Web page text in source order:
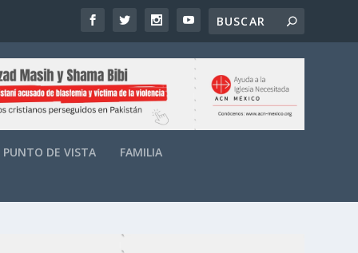
PUNTO DE VISTA FAMILIA